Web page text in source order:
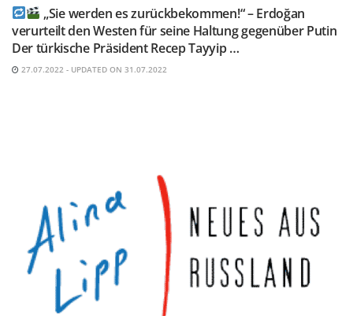
„Sie werden es zurückbekommen!“ – Erdoğan
verurteilt den Westen für seine Haltung gegenüber Putin
Der türkische Präsident Recep Tayyip …
27.07.2022 - UPDATED ON 31.07.2022